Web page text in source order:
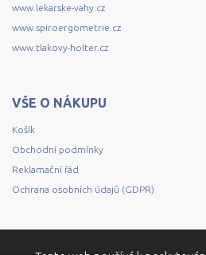
www.lekarske-vahy.cz
www.spiroergometrie.cz
www.tlakovy-holter.cz
VŠE O NÁKUPU
Košík
Obchodní podmínky
Reklamační řád
Ochrana osobních údajů (GDPR)